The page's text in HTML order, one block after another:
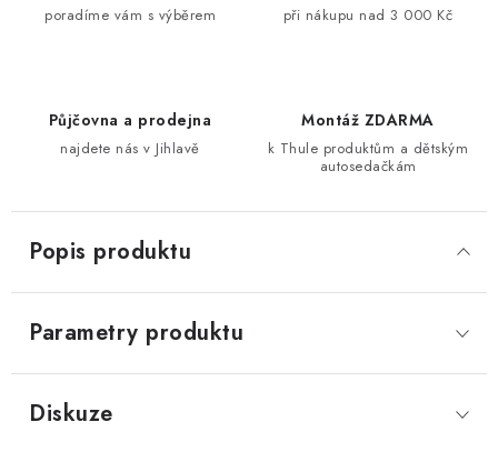
poradíme vám s výběrem při nákupu nad 3 000 Kč
Půjčovna a prodejna
najdete nás v Jihlavě
Montáž ZDARMA
k Thule produktům a dětským
autosedačkám
Popis produktu
Parametry produktu
Diskuze